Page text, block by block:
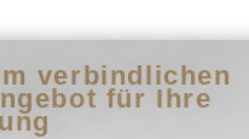
verbindlichen
für Ihre